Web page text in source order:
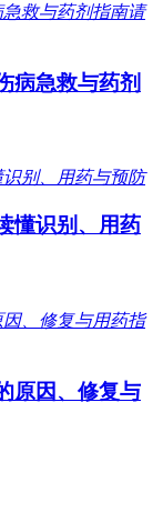
病急救与药剂
懂识别、用药
原因、修复与